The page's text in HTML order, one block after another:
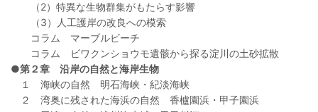
（2）特異な生物群集がもたらす影響
（3）人工護岸の改良への模索
コラム マーブルビーチ
コラム ビワクンショウモ遺骸から探る淀川の土砂拡散
●第２章 沿岸の自然と海岸生物
１ 海峡の自然 明石海峡・紀淡海峡
２ 湾奥に残された海浜の自然 香櫨園浜・甲子園浜